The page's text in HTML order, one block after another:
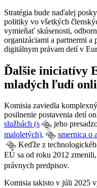
Stratégia bude naďalej
politiky vo všetkých
vymieňať skúsenosti,
organizáciami a partnermi
digitálnym právam detí v
Ďalšie iniciatívy
mladých ľudí
Komisia zaviedla
posilnenie postavenia detí
službách (s
jeho
maloletých),
smernica o
Keďže z
EÚ sa od roku 2012
právnych predpisov.
Komisia takisto v júli 2025